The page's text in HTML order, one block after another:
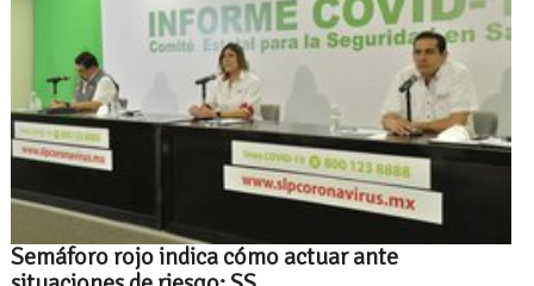
Semáforo rojo indica cómo actuar ante